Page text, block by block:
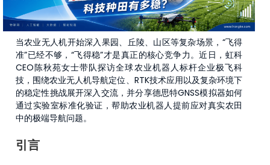
当农业无人机开始深入果园、丘陵、山区等复杂场景，“飞得
准”已经不够，“飞得稳”才是真正的核心竞争力。近日，虹科
CEO陈秋苑女士带队探访全球农业机器人标杆企业极飞科
技，围绕农业无人机导航定位、RTK技术应用以及复杂环境下
的稳定性挑战展开深入交流，并分享德思特GNSS模拟器如何
通过实验室标准化验证，帮助农业机器人提前应对真实农田
中的极端导航问题。
引言